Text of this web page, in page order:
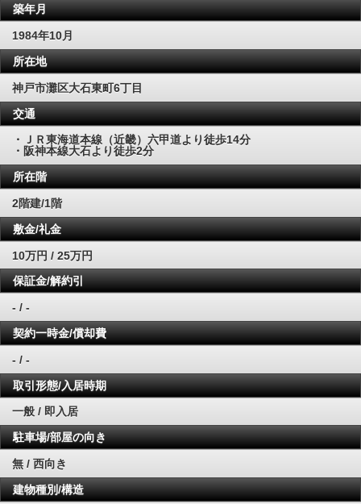
築年月
1984年10月
所在地
神戸市灘区大石東町6丁目
交通
・ＪＲ東海道本線（近畿）六甲道より徒歩14分
・阪神本線大石より徒歩2分
所在階
2階建/1階
敷金/礼金
10万円 / 25万円
保証金/解約引
- / -
契約一時金/償却費
- / -
取引形態/入居時期
一般 / 即入居
駐車場/部屋の向き
無 / 西向き
建物種別/構造